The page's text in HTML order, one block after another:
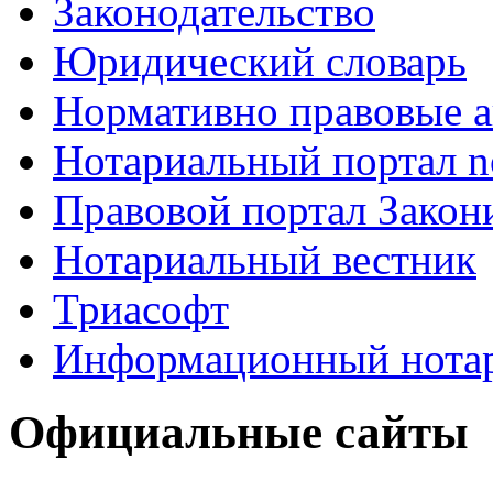
Законодательство
Юридический словарь
Нормативно правовые
Нотариальный портал
Правовой портал
Нотариальный вестник
Триасофт
Информационный
Официальные сайты